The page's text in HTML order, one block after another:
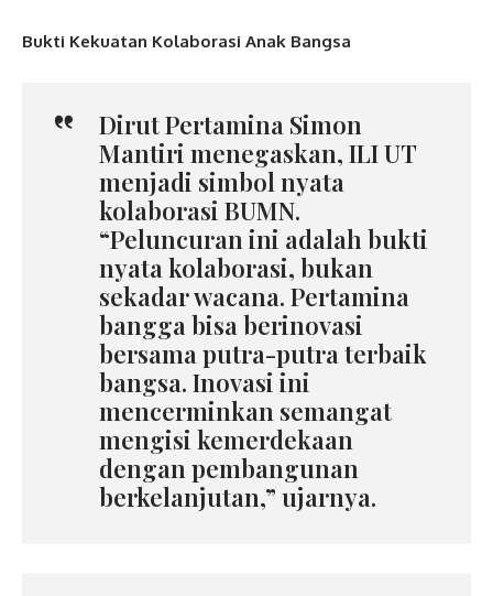
Bukti Kekuatan Kolaborasi Anak Bangsa
Dirut Pertamina Simon
Mantiri menegaskan, ILI UT
menjadi simbol nyata
kolaborasi BUMN.
“Peluncuran ini adalah bukti
nyata kolaborasi, bukan
sekadar wacana. Pertamina
bangga bisa berinovasi
bersama putra-putra terbaik
bangsa. Inovasi ini
mencerminkan semangat
mengisi kemerdekaan
dengan pembangunan
berkelanjutan,” ujarnya.